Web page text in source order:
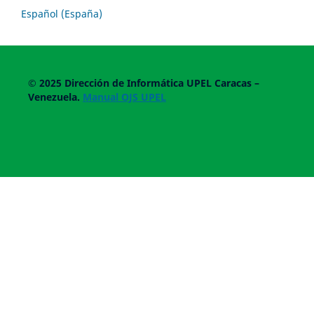
Español (España)
© 2025 Dirección de Informática UPEL Caracas –
Venezuela. Manual OJS UPEL